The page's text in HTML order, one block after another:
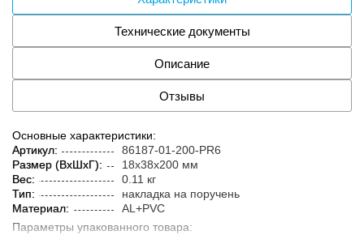
Технические документы
Описание
Отзывы
Основные характеристики:
Артикул:
86187-01-200-PR6
Размер (ВxШxГ):
18x38x200 мм
Вес:
0.11 кг
Тип:
накладка на поручень
Материал:
AL+PVC
Параметры упакованного товара: